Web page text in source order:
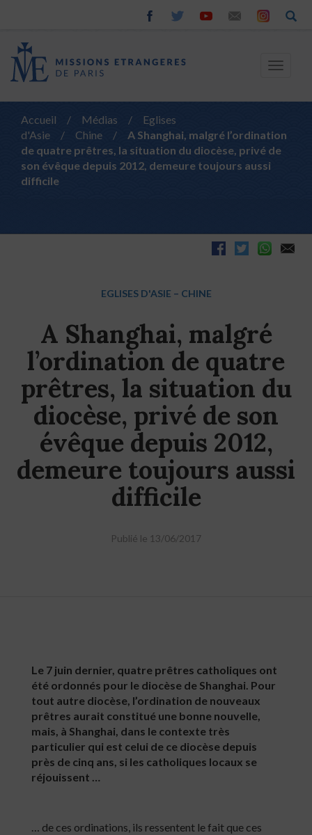
Toggle
Accueil / Médias /
Eglises
d'Asie
/ Chine /
A Shanghai, malgré l’ordination
de quatre prêtres, la situation du diocèse, privé de
son évêque depuis 2012, demeure toujours aussi
difficile
EGLISES D'ASIE – CHINE
A Shanghai, malgré
l’ordination de quatre
prêtres, la situation du
diocèse, privé de son
évêque depuis 2012,
demeure toujours aussi
difficile
Publié le 13/06/2017
Le 7 juin dernier, quatre prêtres catholiques ont
été ordonnés pour le diocèse de Shanghai. Pour
tout autre diocèse, l’ordination de nouveaux
prêtres aurait constitué une bonne nouvelle,
mais, à Shanghai, dans le contexte très
particulier qui est celui de ce diocèse depuis
près de cinq ans, si les catholiques locaux se
réjouissent …
… de ces ordinations, ils ressentent le fait que ces